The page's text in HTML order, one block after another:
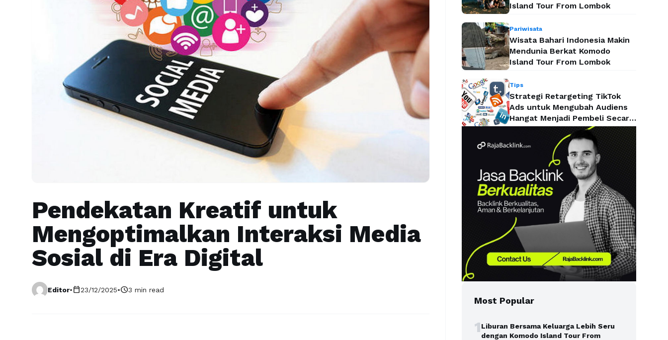
Pendekatan Kreatif untuk
Mengoptimalkan Interaksi Media
Sosial di Era Digital
Editor•calendar_today23/12/2025•schedule3 min read
Island Tour From Lombok
Pariwisata
Wisata Bahari Indonesia Makin
Mendunia Berkat Komodo
Island Tour From Lombok
Tips
Strategi Retargeting TikTok
Ads untuk Mengubah Audiens
Hangat Menjadi Pembeli Secara
Efektif
Most Popular
1Liburan Bersama Keluarga Lebih Seru
dengan Komodo Island Tour From